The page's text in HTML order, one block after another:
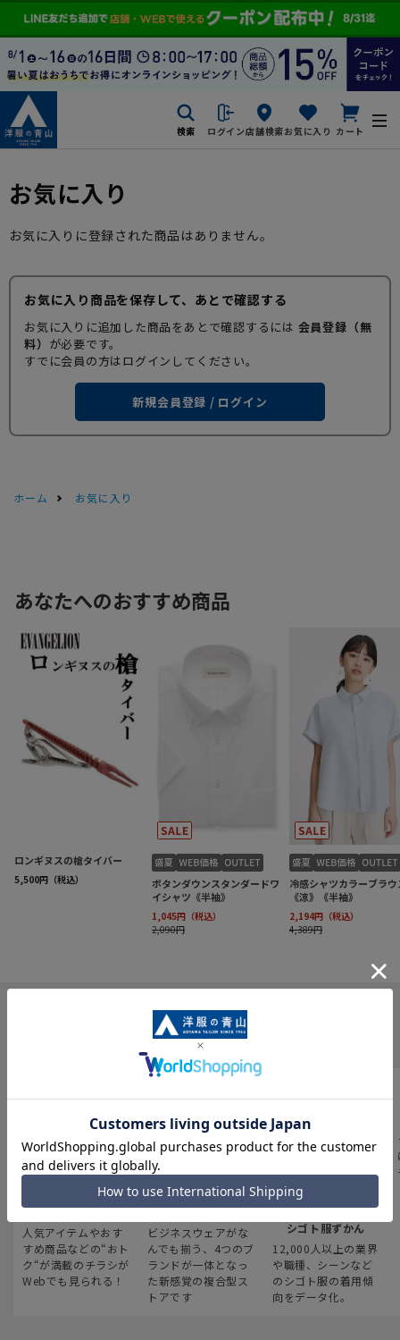
検索 ログイン店舗検索お気に入り カート
お気に入り
お気に入りに登録された商品はありません。
お気に入り商品を保存して、あとで確認する
お気に入りに追加した商品をあとで確認するには 会員登録（無
料） が必要です。
すでに会員の方はログインしてください。
新規会員登録 / ログイン
ホーム お気に入り
INFORMATION
最新のお買い得情報
人気アイテムやおす
すめ商品などの“おト
ク“が満載のチラシが
Webでも見られる！
スーツスクエア
ビジネスウェアがな
んでも揃う、4つのブ
ランドが一体となっ
た新感覚の複合型ス
トアです
みんなの
シゴト服ずかん
12,000人以上の業界
や職種、シーンなど
のシゴト服の着用傾
向をデータ化。